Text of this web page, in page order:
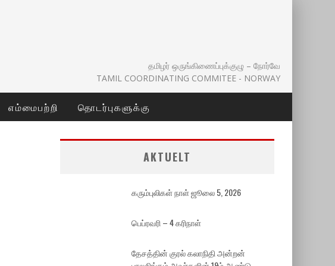
தமிழர் ஒருங்கிணைப்புக்குழு – நோர்வே
TAMIL COORDINATING COMMITEE - NORWAY
எம்மைபற்றி தொடர்புகளுக்கு
AKTUELT
கரும்புலிகள் நாள் ஜூலை 5, 2026
பெப்ரவரி – 4 கரிநாள்
தேசத்தின் குரல் கலாநிதி அன்றன்